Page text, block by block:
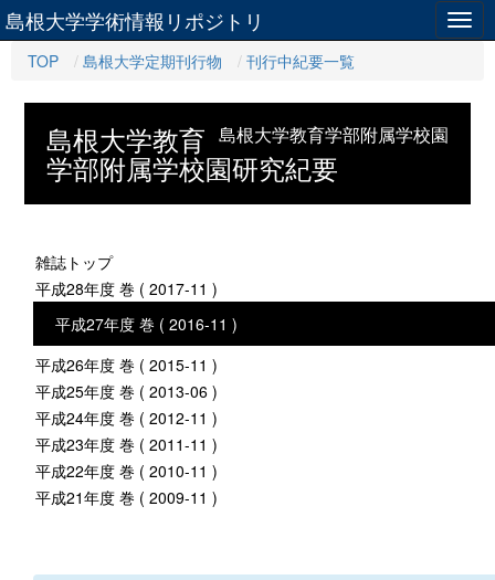
島根大学学術情報リポジトリ
TOP 島根大学定期刊行物 刊行中紀要一覧
島根大学教育学部附属学校園
島根大学教育
学部附属学校園研究紀要
雑誌トップ
平成28年度 巻 ( 2017-11 )
平成27年度 巻 ( 2016-11 )
平成26年度 巻 ( 2015-11 )
平成25年度 巻 ( 2013-06 )
平成24年度 巻 ( 2012-11 )
平成23年度 巻 ( 2011-11 )
平成22年度 巻 ( 2010-11 )
平成21年度 巻 ( 2009-11 )